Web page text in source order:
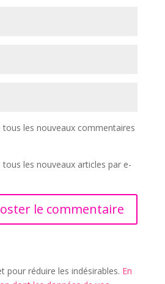
tous les nouveaux commentaires
les nouveaux articles par e-
pour réduire les indésirables. En